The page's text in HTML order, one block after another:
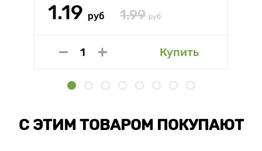
1.19 руб 1.99 руб
Купить
С ЭТИМ ТОВАРОМ ПОКУПАЮТ